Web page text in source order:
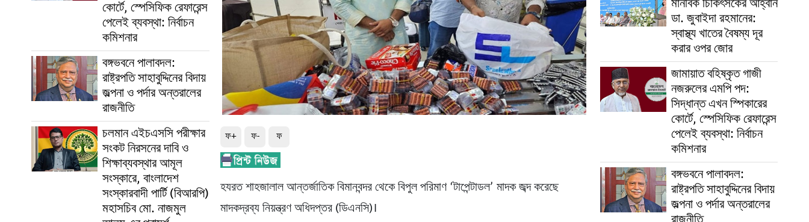
কোর্টে, স্পেসিফিক রেফারেন্স
পেলেই ব্যবস্থা: নির্বাচন
কমিশনার
বঙ্গভবনে পালাবদল:
রাষ্ট্রপতি সাহাবুদ্দিনের বিদায়
জল্পনা ও পর্দার অন্তরালের
রাজনীতি
চলমান এইচএসসি পরীক্ষার
সংকট নিরসনের দাবি ও
শিক্ষাব্যবস্থার আমূল
সংস্কারে, বাংলাদেশ
সংস্কারবাদী পার্টি (বিআরপি)
মহাসচিব মো. নাজমুল
ফ+ ফ- ফ
হযরত শাহজালাল আন্তর্জাতিক বিমানবন্দর থেকে বিপুল পরিমাণ ‘টাপেন্টাডল’ মাদক জব্দ করেছে
মাদকদ্রব্য নিয়ন্ত্রণ অধিদপ্তর (ডিএনসি)।
ডা. জুবাইদা রহমানের:
স্বাস্থ্য খাতের বৈষম্য দূর
করার ওপর জোর
জামায়াত বহিষ্কৃত গাজী
নজরুলের এমপি পদ:
সিদ্ধান্ত এখন স্পিকারের
কোর্টে, স্পেসিফিক রেফারেন্স
পেলেই ব্যবস্থা: নির্বাচন
কমিশনার
বঙ্গভবনে পালাবদল:
রাষ্ট্রপতি সাহাবুদ্দিনের বিদায়
জল্পনা ও পর্দার অন্তরালের